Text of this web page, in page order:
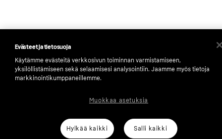
Evästeet ja tietosuoja
Käytämme evästeitä verkkosivun toiminnan varmistamiseen,
yksilöllistämiseen sekä selaamisesi analysointiin. Jaamme myös tietoja
markkinointikumppaneillemme.
Hylkää kaikki Salli kaikki
Muokkaa asetuksia